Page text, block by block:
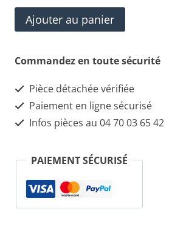
quantité
de
50510853
fusée
Ajouter au panier
Commandez en toute sécurité
Pièce détachée vérifiée
Paiement en ligne sécurisé
Infos pièces au 04 70 03 65 42
PAIEMENT SÉCURISÉ